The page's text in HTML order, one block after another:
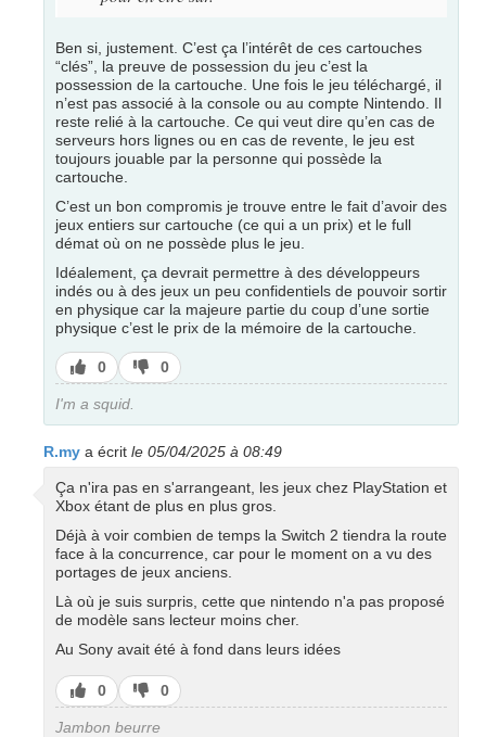
Ben si, justement. C’est ça l’intérêt de ces cartouches
“clés”, la preuve de possession du jeu c’est la
possession de la cartouche. Une fois le jeu téléchargé, il
n’est pas associé à la console ou au compte Nintendo. Il
reste relié à la cartouche. Ce qui veut dire qu’en cas de
serveurs hors lignes ou en cas de revente, le jeu est
toujours jouable par la personne qui possède la
cartouche.
C’est un bon compromis je trouve entre le fait d’avoir des
jeux entiers sur cartouche (ce qui a un prix) et le full
démat où on ne possède plus le jeu.
Idéalement, ça devrait permettre à des développeurs
indés ou à des jeux un peu confidentiels de pouvoir sortir
en physique car la majeure partie du coup d’une sortie
physique c’est le prix de la mémoire de la cartouche.
J’aime
0
J’aime
pas
0
I'm a squid.
R.my a écrit le 05/04/2025 à 08:49
Ça n'ira pas en s'arrangeant, les jeux chez PlayStation et
Xbox étant de plus en plus gros.
Déjà à voir combien de temps la Switch 2 tiendra la route
face à la concurrence, car pour le moment on a vu des
portages de jeux anciens.
Là où je suis surpris, cette que nintendo n'a pas proposé
de modèle sans lecteur moins cher.
Au Sony avait été à fond dans leurs idées
J’aime
0
J’aime
pas
0
Jambon beurre